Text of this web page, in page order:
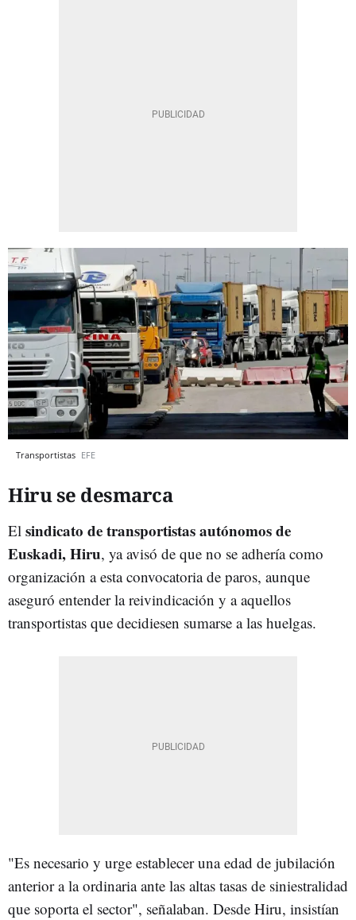
Transportistas EFE
Hiru se desmarca
El sindicato de transportistas autónomos de
Euskadi, Hiru, ya avisó de que no se adhería como
organización a esta convocatoria de paros, aunque
aseguró entender la reivindicación y a aquellos
transportistas que decidiesen sumarse a las huelgas.
"Es necesario y urge establecer una edad de jubilación
anterior a la ordinaria ante las altas tasas de siniestralidad
que soporta el sector", señalaban. Desde Hiru, insistían